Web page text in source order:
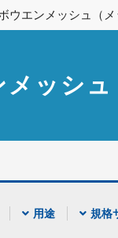
ウエンメッシュ（メ
ッシュ
用途 規格